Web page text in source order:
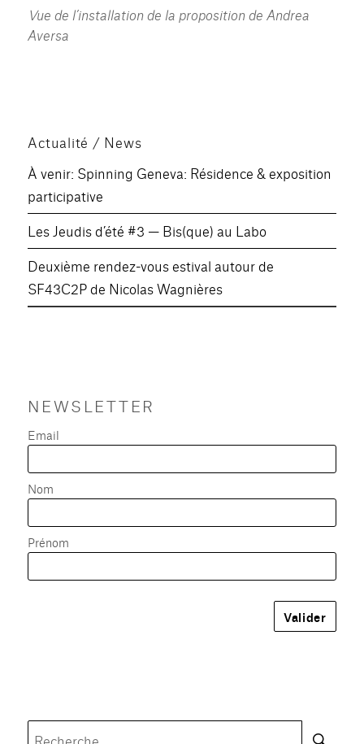
Vue de l’installation de la proposition de Andrea
Aversa
Actualité / News
À venir: Spinning Geneva: Résidence & exposition
participative
Les Jeudis d’été #3 — Bis(que) au Labo
Deuxième rendez-vous estival autour de
SF43C2P de Nicolas Wagnières
NEWSLETTER
Email
Nom
Prénom